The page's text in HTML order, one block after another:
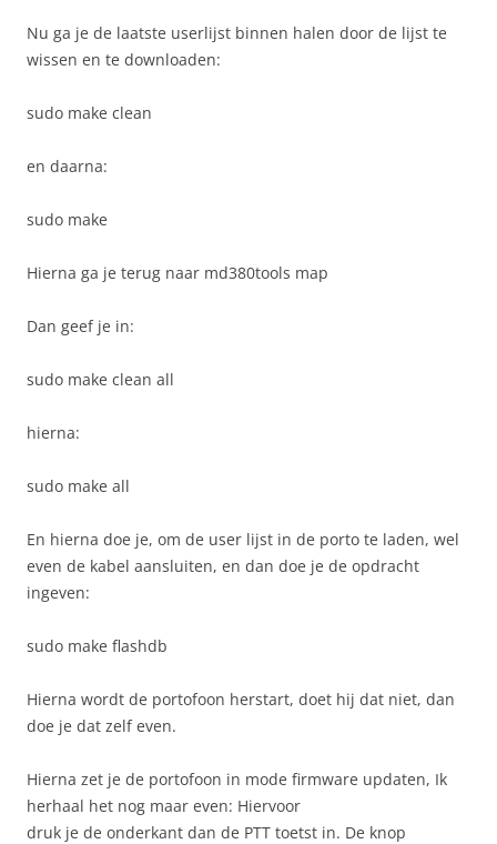
Nu ga je de laatste userlijst binnen halen door de lijst te
wissen en te downloaden:
sudo make clean
en daarna:
sudo make
Hierna ga je terug naar md380tools map
Dan geef je in:
sudo make clean all
hierna:
sudo make all
En hierna doe je, om de user lijst in de porto te laden, wel
even de kabel aansluiten, en dan doe je de opdracht
ingeven:
sudo make flashdb
Hierna wordt de portofoon herstart, doet hij dat niet, dan
doe je dat zelf even.
Hierna zet je de portofoon in mode firmware updaten, Ik
herhaal het nog maar even: Hiervoor
druk je de onderkant dan de PTT toetst in. De knop